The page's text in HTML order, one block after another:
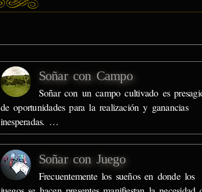
Soñar con Campo
Soñar con un campo cultivado es
de oportunidades para la realización y ganancias
inesperadas. …
Soñar con Juego
Frecuentemente los sueños en donde los